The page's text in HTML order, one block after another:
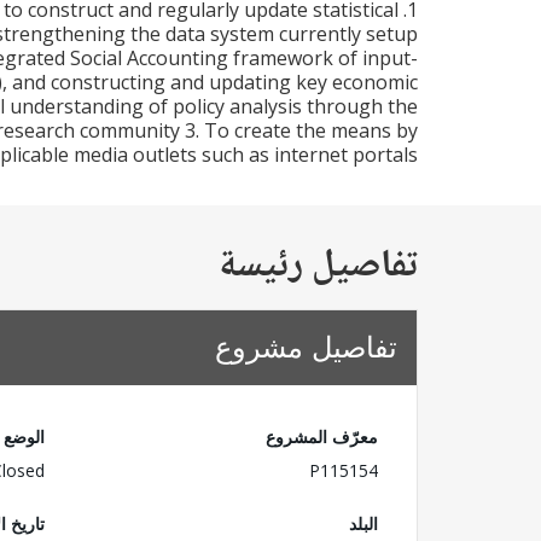
to construct and regularly update statistical
the data system currently setup
Social Accounting framework of input-
and constructing and updating key economic
understanding of policy analysis through the
community 3. To create the means by
media outlets such as internet portals
تفاصيل رئيسة
تفاصيل مشروع
معرّف المشروع
P115154
الوضع
البلد تاريخ